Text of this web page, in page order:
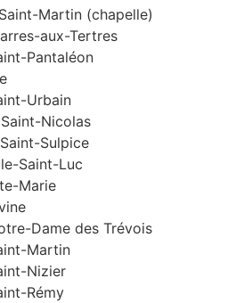
Martin (chapelle)
aux-Tertres
Pantaléon
Urbain
Nicolas
Sulpice
Saint-Luc
Marie
Dame des Trévois
Martin
Nizier
Rémy